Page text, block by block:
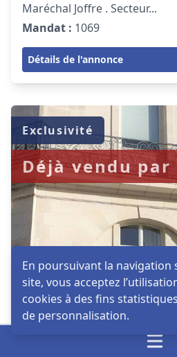
Maréchal Joffre . Secteur...
Mandat : 1069
Détails de l'annonce
Exclusivité
Déjà vendu
Nantes
En poursuivant la navigation
site, vous acceptez
cookies à des fins
de personnalisation.